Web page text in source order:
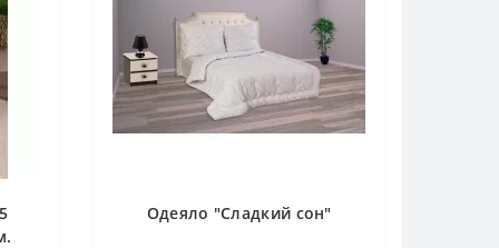
Одеяло "Сладкий сон"